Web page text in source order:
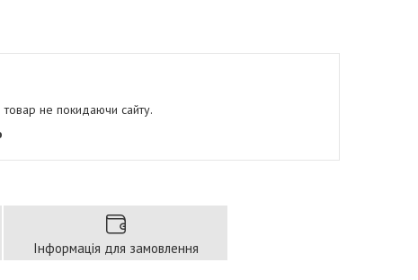
товар не покидаючи сайту.
Інформація для замовлення